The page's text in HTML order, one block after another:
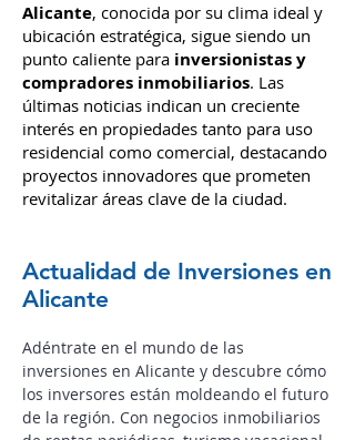
Alicante, conocida por su clima ideal y
ubicación estratégica, sigue siendo un
punto caliente para inversionistas y
compradores inmobiliarios. Las
últimas noticias indican un creciente
interés en propiedades tanto para uso
residencial como comercial, destacando
proyectos innovadores que prometen
revitalizar áreas clave de la ciudad.
Actualidad de Inversiones en
Alicante
Adéntrate en el mundo de las
inversiones en Alicante y descubre cómo
los inversores están moldeando el futuro
de la región. Con negocios inmobiliarios